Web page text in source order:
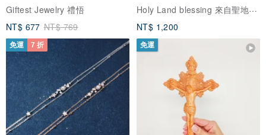
Giftest Jewelry 禮悟
NT$ 677 NT$ 769
Holy Land blessing 來自聖地的祝福
NT$ 1,200
免運 7 折 免運